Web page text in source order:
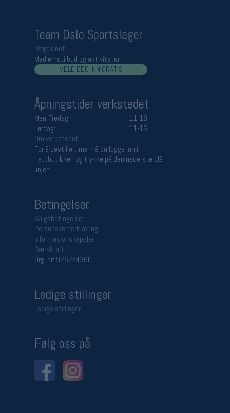
Team Oslo Sportslager
Magasinet
Medlemstilbud og aktiviteter
MELD DEG INN GRATIS
Åpningstider verkstedet
Man-Fredag:
11-18
Lørdag:
11-16
Om verkstedet
For å bestille time må du logge inn i
nettbutikken og trykke på den nederste blå
linjen
Betingelser
Salgsbetingelser
Personsvernerklæring
Informasjonskapsler
Bærekraft
Org. nr: 976754360
Ledige stillinger
Ledige stillinger
Følg oss på